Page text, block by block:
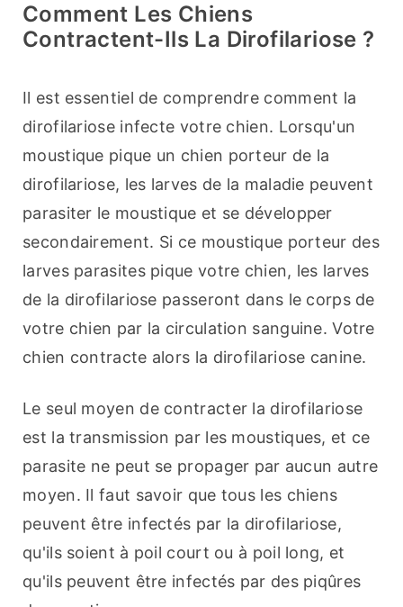
Comment Les Chiens
Contractent-Ils La Dirofilariose ?
Il est essentiel de comprendre comment la
dirofilariose infecte votre chien. Lorsqu'un
moustique pique un chien porteur de la
dirofilariose, les larves de la maladie peuvent
parasiter le moustique et se développer
secondairement. Si ce moustique porteur des
larves parasites pique votre chien, les larves
de la dirofilariose passeront dans le corps de
votre chien par la circulation sanguine. Votre
chien contracte alors la dirofilariose canine.
Le seul moyen de contracter la dirofilariose
est la transmission par les moustiques, et ce
parasite ne peut se propager par aucun autre
moyen. Il faut savoir que tous les chiens
peuvent être infectés par la dirofilariose,
qu'ils soient à poil court ou à poil long, et
qu'ils peuvent être infectés par des piqûres